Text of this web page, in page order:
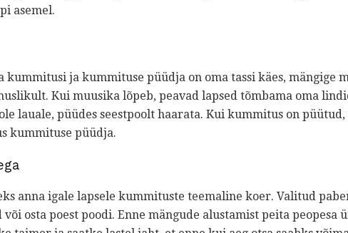
asemel.
kummitusi ja kummituse püüdja ​​on oma tassi käes, mängige
Kui muusika lõpeb, peavad lapsed tõmbama oma
lauale, püüdes seestpoolt haarata. Kui kummitus on
kummituse püüdja.
anna igale lapsele kummituste teemaline koer. Valitud
osta poest poodi. Enne mängude alustamist peita peopesa